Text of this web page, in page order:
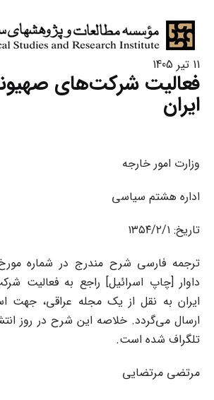
11 تیر 1405
فعالیت شرکت‌های
ایران
وزارت امور خارجه
اداره هشتم سیاسی
تاریخ: ۱۳۵۴/۲/۱
داوار [چاپ اسرائیل] راجع به فعالیت
ایران به نقل از یک مجله عراقی، جهت
ارسال می‌گردد. خلاصه این شرح در روز
تلگراف شده است.
مرتضی مرتضایی